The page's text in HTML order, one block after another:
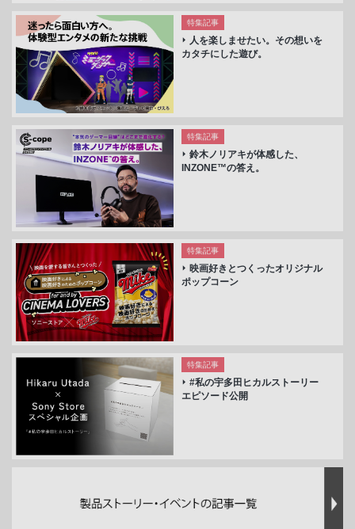
特集記事
人を楽しませたい。その想いを
カタチにした遊び。
特集記事
鈴木ノリアキが体感した、
INZONE™の答え。
特集記事
映画好きとつくったオリジナル
ポップコーン
特集記事
#私の宇多田ヒカルストーリー
エピソード公開